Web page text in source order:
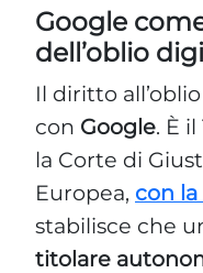
Google
dell’oblio
Il diritto
con Google. È
la Corte di
Europea, con
stabilisce che
titolare